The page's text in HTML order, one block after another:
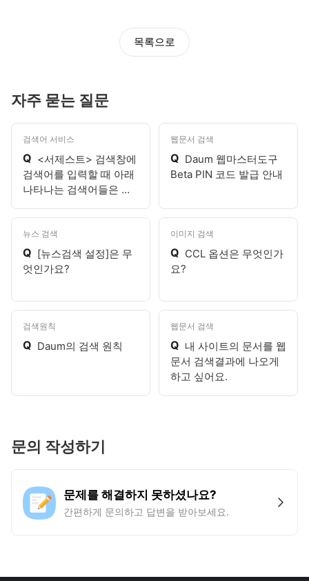
목록으로
자주 묻는 질문
검색어 서비스
Q <서제스트> 검색창에
검색어를 입력할 때 아래
나타나는 검색어들은 무
웹문서 검색
Q Daum 웹마스터도구
Beta PIN 코드 발급 안내
뉴스 검색
Q [뉴스검색 설정]은 무
엇인가요?
이미지 검색
Q CCL 옵션은 무엇인가
요?
검색원칙
Q Daum의 검색 원칙
웹문서 검색
Q 내 사이트의 문서를 웹
문서 검색결과에 나오게
하고 싶어요.
문의 작성하기
문제를 해결하지 못하셨나요?
간편하게 문의하고 답변을 받아보세요.